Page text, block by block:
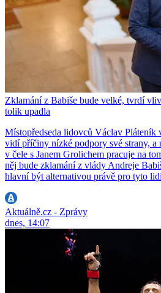
Zklamání z Babiše bude velké, tvrdí
tolik upadla
Místopředseda lidovců Václav Pláteník
vidí příčiny nízké podpory své strany, a
v čele s Janem Grolichem pracuje na
něj bude zklamání z vlády Andreje
hlavní být alternativou právě pro tyto
Aktuálně.cz - Zprávy
dnes, 14:07